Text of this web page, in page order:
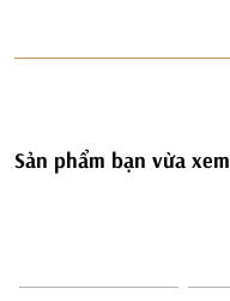
Sản phẩm bạn vừa xem